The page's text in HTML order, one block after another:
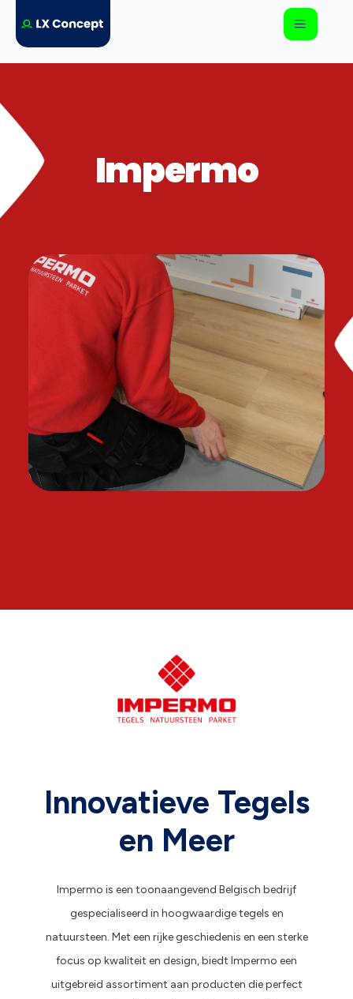
Impermo
Innovatieve Tegels
en Meer
Impermo is een toonaangevend Belgisch bedrijf
gespecialiseerd in hoogwaardige tegels en
natuursteen. Met een rijke geschiedenis en een sterke
focus op kwaliteit en design, biedt Impermo een
uitgebreid assortiment aan producten die perfect